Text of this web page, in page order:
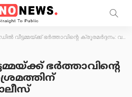
ഭർത്താവിന്റെ ക്രൂരമർദ്ദനം: വധശ്രമത്തിന് കേസെടുത്ത് പോലീസ്
ഭർത്താവിന്റെ